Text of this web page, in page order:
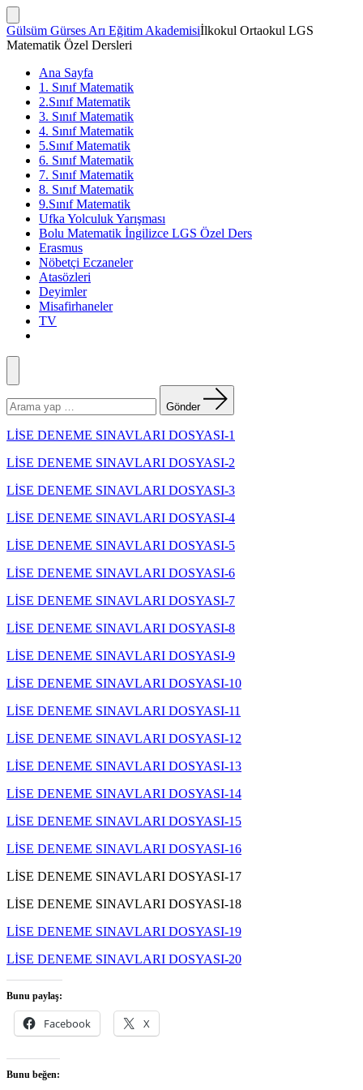
İçeriğe
atla
Arama
Çubuğunu
Göster/Gizle
Gülsüm Gürses Arı Eğitim Akademisiİlkokul Ortaokul LGS
Matematik Özel Dersleri
Ana Sayfa
1. Sınıf Matematik
2.Sınıf Matematik
3. Sınıf Matematik
4. Sınıf Matematik
5.Sınıf Matematik
6. Sınıf Matematik
7. Sınıf Matematik
8. Sınıf Matematik
9.Sınıf Matematik
Ufka Yolculuk Yarışması
Bolu Matematik İngilizce LGS Özel Ders
Erasmus
Nöbetçi Eczaneler
Atasözleri
Deyimler
Misafirhaneler
TV
Menü
yapın:
Gönder
LİSE DENEME SINAVLARI DOSYASI-1
LİSE DENEME SINAVLARI DOSYASI-2
LİSE DENEME SINAVLARI DOSYASI-3
LİSE DENEME SINAVLARI DOSYASI-4
LİSE DENEME SINAVLARI DOSYASI-5
LİSE DENEME SINAVLARI DOSYASI-6
LİSE DENEME SINAVLARI DOSYASI-7
LİSE DENEME SINAVLARI DOSYASI-8
LİSE DENEME SINAVLARI DOSYASI-9
LİSE DENEME SINAVLARI DOSYASI-10
LİSE DENEME SINAVLARI DOSYASI-11
LİSE DENEME SINAVLARI DOSYASI-12
LİSE DENEME SINAVLARI DOSYASI-13
LİSE DENEME SINAVLARI DOSYASI-14
LİSE DENEME SINAVLARI DOSYASI-15
LİSE DENEME SINAVLARI DOSYASI-16
LİSE DENEME SINAVLARI DOSYASI-17
LİSE DENEME SINAVLARI DOSYASI-18
LİSE DENEME SINAVLARI DOSYASI-19
LİSE DENEME SINAVLARI DOSYASI-20
Bunu paylaş:
Facebook X
Bunu beğen: